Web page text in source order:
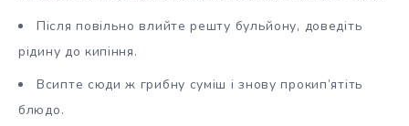
Після повільно влийте решту бульйону, доведіть
рідину до кипіння.
Всипте сюди ж грибну суміш і знову прокип’ятіть
блюдо.